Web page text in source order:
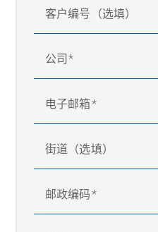
客户编号（选填）
公司
电子邮箱
街道（选填）
邮政编码